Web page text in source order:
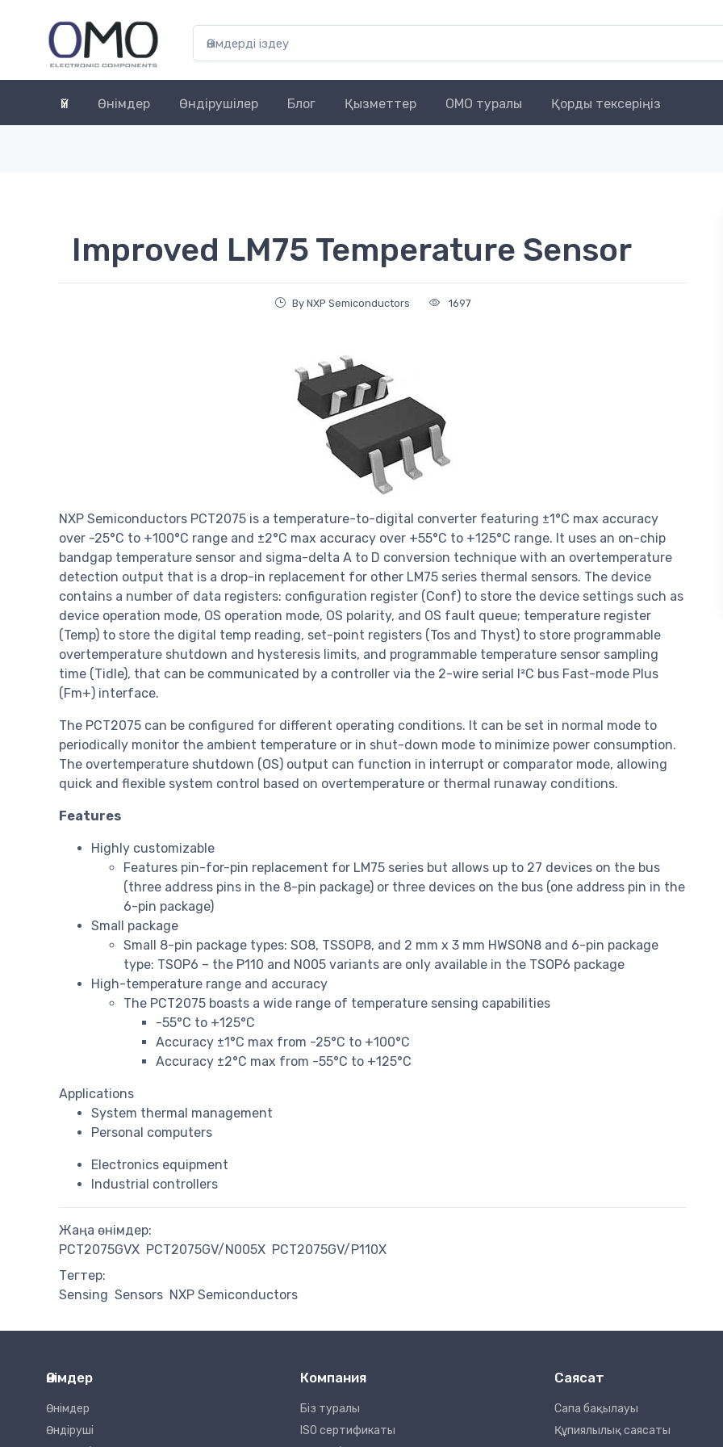
Үй Өнімдер Өндірушілер Блог Қызметтер OMO туралы Қорды тексеріңіз
Improved LM75 Temperature Sensor
By NXP Semiconductors 1697
NXP Semiconductors PCT2075 is a temperature-to-digital converter featuring ±1°C max accuracy
over -25°C to +100°C range and ±2°C max accuracy over +55°C to +125°C range. It uses an on-chip
bandgap temperature sensor and sigma-delta A to D conversion technique with an overtemperature
detection output that is a drop-in replacement for other LM75 series thermal sensors. The device
contains a number of data registers: configuration register (Conf) to store the device settings such as
device operation mode, OS operation mode, OS polarity, and OS fault queue; temperature register
(Temp) to store the digital temp reading, set-point registers (Tos and Thyst) to store programmable
overtemperature shutdown and hysteresis limits, and programmable temperature sensor sampling
time (Tidle), that can be communicated by a controller via the 2-wire serial I²C bus Fast-mode Plus
(Fm+) interface.
The PCT2075 can be configured for different operating conditions. It can be set in normal mode to
periodically monitor the ambient temperature or in shut-down mode to minimize power consumption.
The overtemperature shutdown (OS) output can function in interrupt or comparator mode, allowing
quick and flexible system control based on overtemperature or thermal runaway conditions.
Features
Highly customizable
Features pin-for-pin replacement for LM75 series but allows up to 27 devices on the bus
(three address pins in the 8-pin package) or three devices on the bus (one address pin in the
6-pin package)
Small package
Small 8-pin package types: SO8, TSSOP8, and 2 mm x 3 mm HWSON8 and 6-pin package
type: TSOP6 – the P110 and N005 variants are only available in the TSOP6 package
High-temperature range and accuracy
The PCT2075 boasts a wide range of temperature sensing capabilities
-55°C to +125°C
Accuracy ±1°C max from -25°C to +100°C
Accuracy ±2°C max from -55°C to +125°C
Applications
System thermal management
Personal computers
Electronics equipment
Industrial controllers
Жаңа өнімдер:
PCT2075GVX PCT2075GV/N005X PCT2075GV/P110X
Тегтер:
Sensing Sensors NXP Semiconductors
Өнімдер
Өнімдер
Өндіруші
Компания
Біз туралы
ISO сертификаты
Саясат
Сапа бақылауы
Құпиялылық саясаты